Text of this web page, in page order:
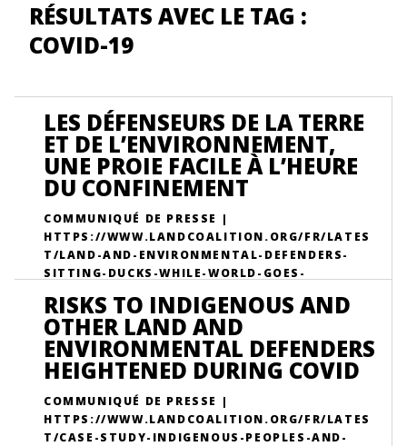
RÉSULTATS AVEC LE TAG :
COVID-19
LES DÉFENSEURS DE LA TERRE
ET DE L’ENVIRONNEMENT,
UNE PROIE FACILE À L’HEURE
DU CONFINEMENT
COMMUNIQUÉ DE PRESSE |
HTTPS://WWW.LANDCOALITION.ORG/FR/LATES
T/LAND-AND-ENVIRONMENTAL-DEFENDERS-
SITTING-DUCKS-WHILE-WORLD-GOES-
RISKS TO INDIGENOUS AND
OTHER LAND AND
ENVIRONMENTAL DEFENDERS
HEIGHTENED DURING COVID
COMMUNIQUÉ DE PRESSE |
HTTPS://WWW.LANDCOALITION.ORG/FR/LATES
T/CASE-STUDY-INDIGENOUS-PEOPLES-AND-